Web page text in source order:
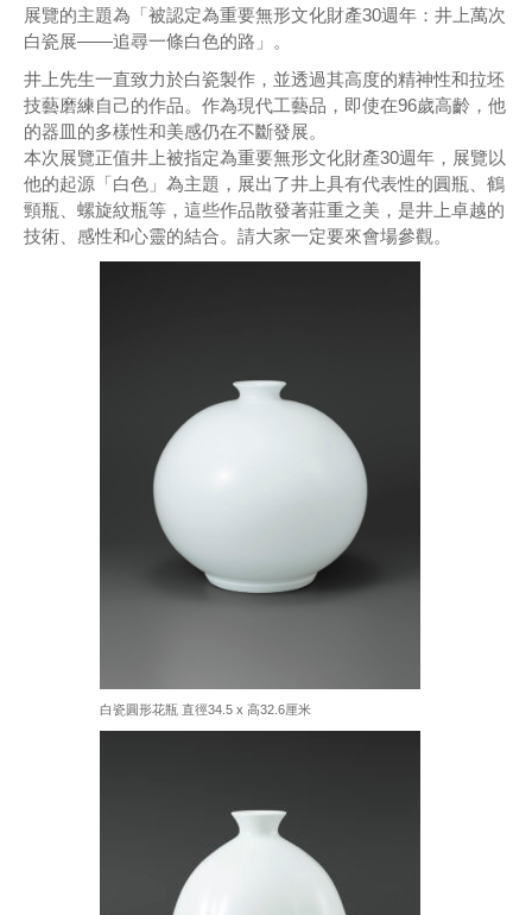
展覽的主題為「被認定為重要無形文化財產30週年：井上萬次
白瓷展——追尋一條白色的路」。
井上先生一直致力於白瓷製作，並透過其高度的精神性和拉坯
技藝磨練自己的作品。作為現代工藝品，即使在96歲高齡，他
的器皿的多樣性和美感仍在不斷發展。
本次展覽正值井上被指定為重要無形文化財產30週年，展覽以
他的起源「白色」為主題，展出了井上具有代表性的圓瓶、鶴
頸瓶、螺旋紋瓶等，這些作品散發著莊重之美，是井上卓越的
技術、感性和心靈的結合。請大家一定要來會場參觀。
白瓷圓形花瓶 直徑34.5 x 高32.6厘米